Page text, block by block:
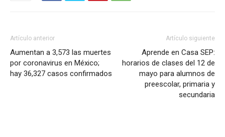
Artículo anterior
Aumentan a 3,573 las muertes
por coronavirus en México;
hay 36,327 casos confirmados
Artículo siguiente
Aprende en Casa SEP:
horarios de clases del 12 de
mayo para alumnos de
preescolar, primaria y
secundaria